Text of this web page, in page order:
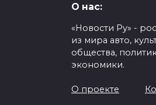
О нас:
«Новости Ру» -
из мира авто,
общества,
экономики.
О проекте